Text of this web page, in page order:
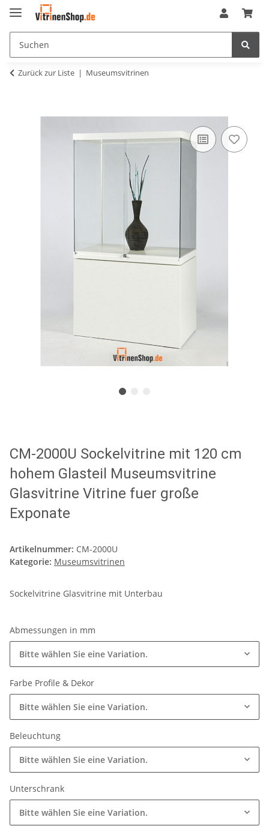
Zurück zur Liste Museumsvitrinen
CM-2000U Sockelvitrine mit 120 cm
hohem Glasteil Museumsvitrine
Glasvitrine Vitrine fuer große
Exponate
Artikelnummer: CM-2000U
Kategorie: Museumsvitrinen
Sockelvitrine Glasvitrine mit Unterbau
Abmessungen in mm
Bitte wählen Sie eine Variation.
Farbe Profile & Dekor
Bitte wählen Sie eine Variation.
Beleuchtung
Bitte wählen Sie eine Variation.
Unterschrank
Bitte wählen Sie eine Variation.